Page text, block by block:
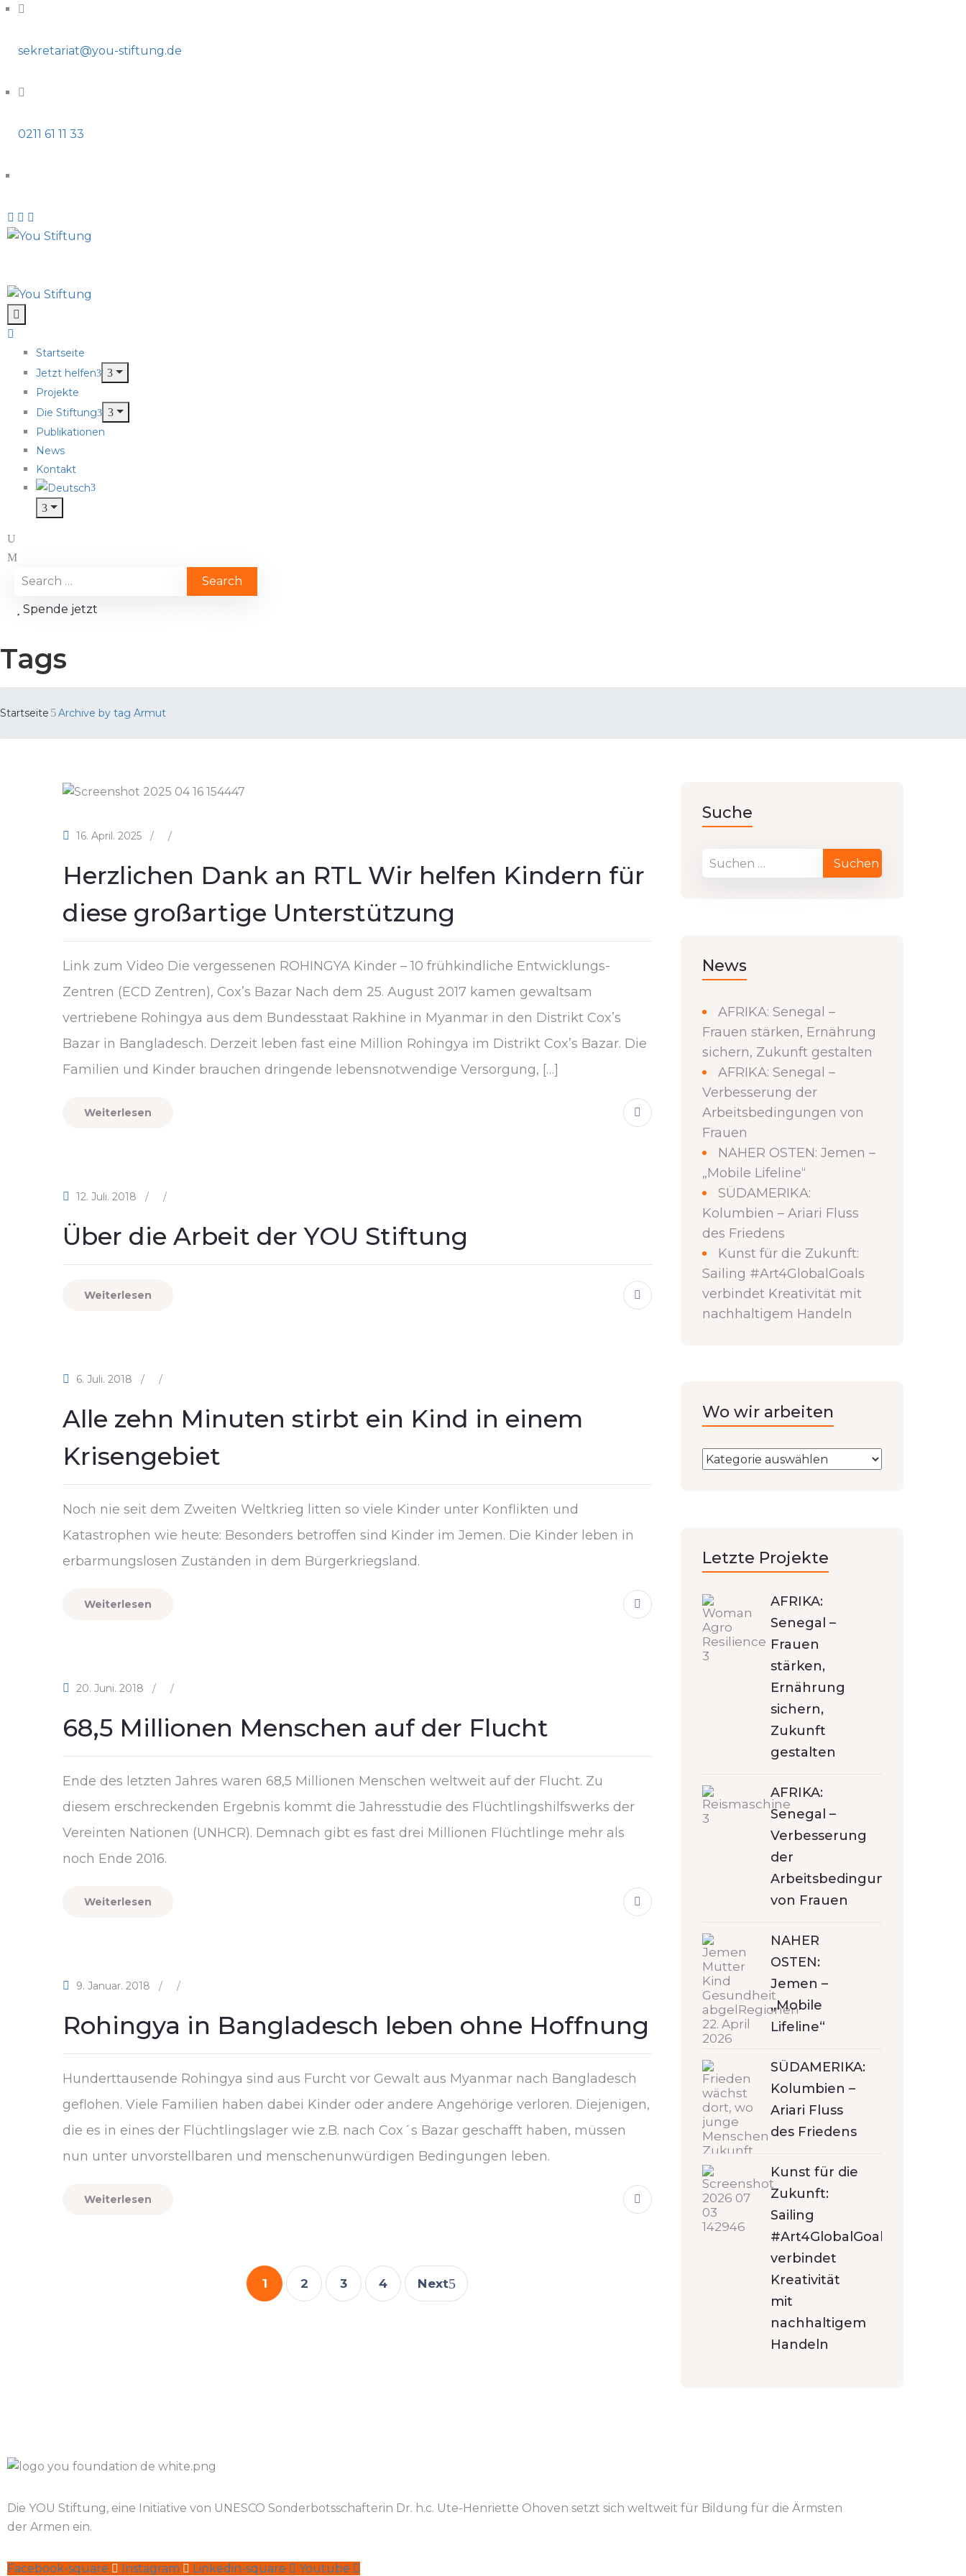
sekretariat@you-stiftung.de
0211 61 11 33
Startseite
Jetzt helfen
Projekte
Die Stiftung
Publikationen
News
Kontakt
Spende jetzt
Tags
Startseite Archive by tag Armut
16. April. 2025 / /
Herzlichen Dank an RTL Wir helfen Kindern für
diese großartige Unterstützung
Link zum Video Die vergessenen ROHINGYA Kinder – 10 frühkindliche Entwicklungs-
Zentren (ECD Zentren), Cox’s Bazar Nach dem 25. August 2017 kamen gewaltsam
vertriebene Rohingya aus dem Bundesstaat Rakhine in Myanmar in den Distrikt Cox’s
Bazar in Bangladesch. Derzeit leben fast eine Million Rohingya im Distrikt Cox’s Bazar. Die
Familien und Kinder brauchen dringende lebensnotwendige Versorgung, […]
Weiterlesen
12. Juli. 2018 / /
Über die Arbeit der YOU Stiftung
Weiterlesen
6. Juli. 2018 / /
Alle zehn Minuten stirbt ein Kind in einem
Krisengebiet
Noch nie seit dem Zweiten Weltkrieg litten so viele Kinder unter Konflikten und
Katastrophen wie heute: Besonders betroffen sind Kinder im Jemen. Die Kinder leben in
erbarmungslosen Zuständen in dem Bürgerkriegsland.
Weiterlesen
20. Juni. 2018 / /
68,5 Millionen Menschen auf der Flucht
Ende des letzten Jahres waren 68,5 Millionen Menschen weltweit auf der Flucht. Zu
diesem erschreckenden Ergebnis kommt die Jahresstudie des Flüchtlingshilfswerks der
Vereinten Nationen (UNHCR). Demnach gibt es fast drei Millionen Flüchtlinge mehr als
noch Ende 2016.
Weiterlesen
9. Januar. 2018 / /
Rohingya in Bangladesch leben ohne Hoffnung
Hunderttausende Rohingya sind aus Furcht vor Gewalt aus Myanmar nach Bangladesch
geflohen. Viele Familien haben dabei Kinder oder andere Angehörige verloren. Diejenigen,
die es in eines der Flüchtlingslager wie z.B. nach Cox´s Bazar geschafft haben, müssen
nun unter unvorstellbaren und menschenunwürdigen Bedingungen leben.
Weiterlesen
1 2 3 4 Next
Suche
News
AFRIKA: Senegal –
Frauen stärken, Ernährung
sichern, Zukunft gestalten
AFRIKA: Senegal –
Verbesserung der
Arbeitsbedingungen von
Frauen
NAHER OSTEN: Jemen –
„Mobile Lifeline“
SÜDAMERIKA:
Kolumbien – Ariari Fluss
des Friedens
Kunst für die Zukunft:
Sailing #Art4GlobalGoals
verbindet Kreativität mit
nachhaltigem Handeln
Wo wir arbeiten
Letzte Projekte
AFRIKA:
Senegal –
Frauen
stärken,
Ernährung
sichern,
Zukunft
gestalten
AFRIKA:
Senegal –
Verbesserung
der
Arbeitsbedingungen
von Frauen
NAHER
OSTEN:
Jemen –
„Mobile
Lifeline“
SÜDAMERIKA:
Kolumbien –
Ariari Fluss
des Friedens
Kunst für die
Zukunft:
Sailing
#Art4GlobalGoals
verbindet
Kreativität
mit
nachhaltigem
Handeln
Die YOU Stiftung, eine Initiative von UNESCO Sonderbotsschafterin Dr. h.c. Ute-Henriette Ohoven setzt sich weltweit für Bildung für die Ärmsten
der Armen ein.
Facebook-square Instagram Linkedin-square Youtube